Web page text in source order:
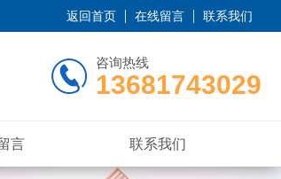
返回首页 在线留言 联系我们
咨询热线
13681743029
言 联系我们